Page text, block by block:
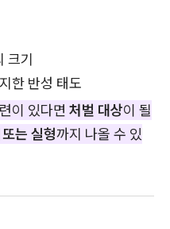
크기
한 반성 태도
이 있다면 처벌 대상이 될
는 실형까지 나올 수 있